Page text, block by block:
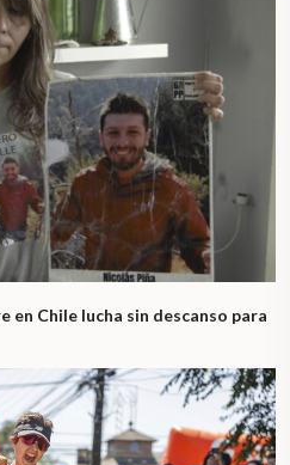
en Chile lucha sin descanso para